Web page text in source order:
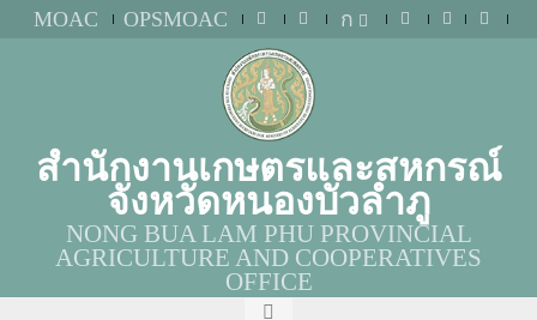
MOAC OPSMOAC ก
สำนักงานเกษตรและสหกรณ์
จังหวัดหนองบัวลำภู
NONG BUA LAM PHU PROVINCIAL
AGRICULTURE AND COOPERATIVES
OFFICE